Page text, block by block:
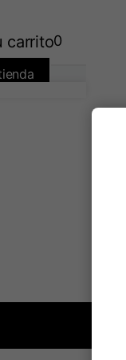
0
carrito